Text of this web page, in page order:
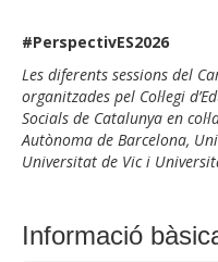
#PerspectivES2026
Les diferents sessions del
organitzades pel Col·legi
Socials de Catalunya en
Autònoma de Barcelona,
Universitat de Vic i
Informació